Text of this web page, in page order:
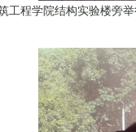
工程学院结构实验楼旁